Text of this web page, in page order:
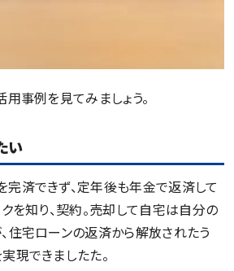
用事例を見てみましょう。
い
済できず、定年後も年金で返済して
クを知り、契約。売却して自宅は自分の
住宅ローンの返済から解放されたう
現できましたた。